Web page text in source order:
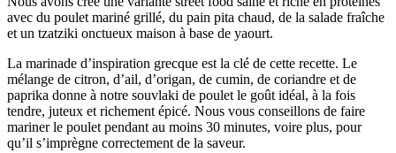
avec du poulet mariné grillé, du pain pita chaud, de la salade fraîche
et un tzatziki onctueux maison à base de yaourt.
La marinade d’inspiration grecque est la clé de cette recette. Le
mélange de citron, d’ail, d’origan, de cumin, de coriandre et de
paprika donne à notre souvlaki de poulet le goût idéal, à la fois
tendre, juteux et richement épicé. Nous vous conseillons de faire
mariner le poulet pendant au moins 30 minutes, voire plus, pour
qu’il s’imprègne correctement de la saveur.